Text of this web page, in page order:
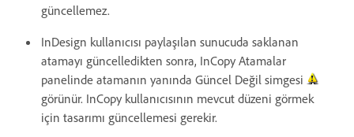
güncellemez.
InDesign kullanıcısı paylaşılan sunucuda saklanan
atamayı güncelledikten sonra, InCopy Atamalar
panelinde atamanın yanında Güncel Değil simgesi
görünür. InCopy kullanıcısının mevcut düzeni görmek
için tasarımı güncellemesi gerekir.